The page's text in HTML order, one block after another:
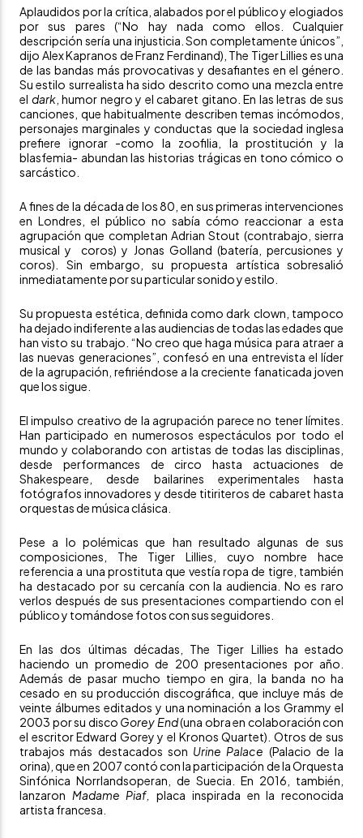
Aplaudidos por la crítica, alabados por el público y elogiados
por sus pares (“No hay nada como ellos. Cualquier
descripción sería una injusticia. Son completamente únicos”,
dijo Alex Kapranos de Franz Ferdinand), The Tiger Lillies es una
de las bandas más provocativas y desafiantes en el género.
Su estilo surrealista ha sido descrito como una mezcla entre
el dark, humor negro y el cabaret gitano. En las letras de sus
canciones, que habitualmente describen temas incómodos,
personajes marginales y conductas que la sociedad inglesa
prefiere ignorar -como la zoofilia, la prostitución y la
blasfemia- abundan las historias trágicas en tono cómico o
sarcástico.
A fines de la década de los 80, en sus primeras intervenciones
en Londres, el público no sabía cómo reaccionar a esta
agrupación que completan Adrian Stout (contrabajo, sierra
musical y coros) y Jonas Golland (batería, percusiones y
coros). Sin embargo, su propuesta artística sobresalió
inmediatamente por su particular sonido y estilo.
Su propuesta estética, definida como dark clown, tampoco
ha dejado indiferente a las audiencias de todas las edades que
han visto su trabajo. “No creo que haga música para atraer a
las nuevas generaciones”, confesó en una entrevista el líder
de la agrupación, refiriéndose a la creciente fanaticada joven
que los sigue.
El impulso creativo de la agrupación parece no tener límites.
Han participado en numerosos espectáculos por todo el
mundo y colaborando con artistas de todas las disciplinas,
desde performances de circo hasta actuaciones de
Shakespeare, desde bailarines experimentales hasta
fotógrafos innovadores y desde titiriteros de cabaret hasta
orquestas de música clásica.
Pese a lo polémicas que han resultado algunas de sus
composiciones, The Tiger Lillies, cuyo nombre hace
referencia a una prostituta que vestía ropa de tigre, también
ha destacado por su cercanía con la audiencia. No es raro
verlos después de sus presentaciones compartiendo con el
público y tomándose fotos con sus seguidores.
En las dos últimas décadas, The Tiger Lillies ha estado
haciendo un promedio de 200 presentaciones por año.
Además de pasar mucho tiempo en gira, la banda no ha
cesado en su producción discográfica, que incluye más de
veinte álbumes editados y una nominación a los Grammy el
2003 por su disco Gorey End(una obra en colaboración con
el escritor Edward Gorey y el Kronos Quartet). Otros de sus
trabajos más destacados son Urine Palace (Palacio de la
orina), que en 2007 contó con la participación de laOrquesta
Sinfónica Norrlandsoperan, de Suecia.
En 2016, también,
lanzaron Madame Piaf,placa inspirada en la reconocida
artista francesa.